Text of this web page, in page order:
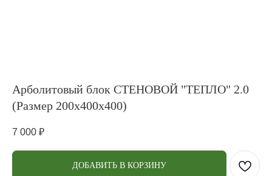
Арболитовый блок СТЕНОВОЙ "ТЕПЛО" 2.0
(Размер 200х400х400)
7 000 ₽
ДОБАВИТЬ В КОРЗИНУ